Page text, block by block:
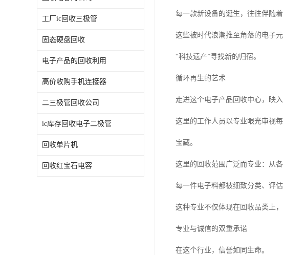
工厂ic回收三极管
固态硬盘回收
电子产品的回收利用
高价收购手机连接器
二三极管回收公司
ic库存回收电子二极管
回收单片机
回收红宝石电容
每一款新设备的诞生，往往伴随
这些被时代浪潮推至角落的电子
“科技遗产”寻找新的归宿。
循环再生的艺术
走进这个电子产品回收中心，映
这里的工作人员以专业眼光审视
宝藏。
这里的回收范围广泛而专业：从
每一件电子料都被细致分类、评估
这种专业不仅体现在回收品类上
专业与诚信的双重承诺
在这个行业，信誉如同生命。